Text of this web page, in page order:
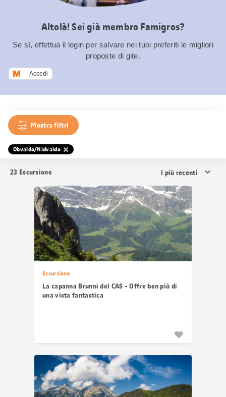
Altolà! Sei già membro Famigros?
Se sì, effettua il login per salvare nei tuoi preferiti le migliori
proposte di gite.
Accedi
Mostra filtri
Obvaldo/Nidvaldo
23 Escursione
i
risultati
Escursione
La capanna Brunni del CAS - Offre ben più di
una vista fantastica